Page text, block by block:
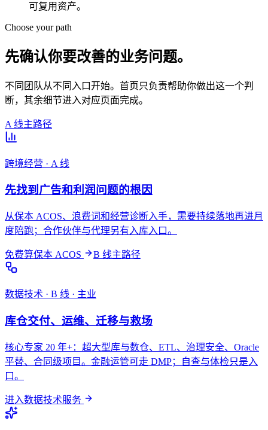
可复用资产。
Choose your path
先确认你要改善的业务问题。
不同团队从不同入口开始。首页只负责帮助你做出这一个判
断，其余细节进入对应页面完成。
A 线主路径
跨境经营 · A 线
先找到广告和利润问题的根因
从保本 ACOS、浪费词和经营诊断入手，需要持续落地再进月
度陪跑；合作伙伴与代理另有入库入口。
免费算保本 ACOS B 线主路径
数据技术 · B 线 · 主业
库仓交付、运维、迁移与救场
核心专家 20 年+：超大型库与数仓、ETL、治理安全、Oracle
平替、合同级项目。金融运管可走 DMP；自查与体检只是入
口。
进入数据技术服务